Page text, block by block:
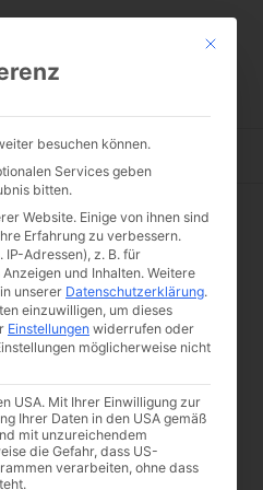
TRADITION
(2/3)
Mit
besuchen können.
Services geben
bitten.
Website. Einige von ihnen sind
Erfahrung zu verbessern.
Adressen), z. B. für
und Inhalten. Weitere
unserer Datenschutzerklärung.
einzuwilligen, um dieses
Einstellungen widerrufen oder
möglicherweise nicht
USA. Mit Ihrer Einwilligung zur
Ihrer Daten in den USA gemäß
mit unzureichendem
die Gefahr, dass US-
verarbeiten, ohne dass